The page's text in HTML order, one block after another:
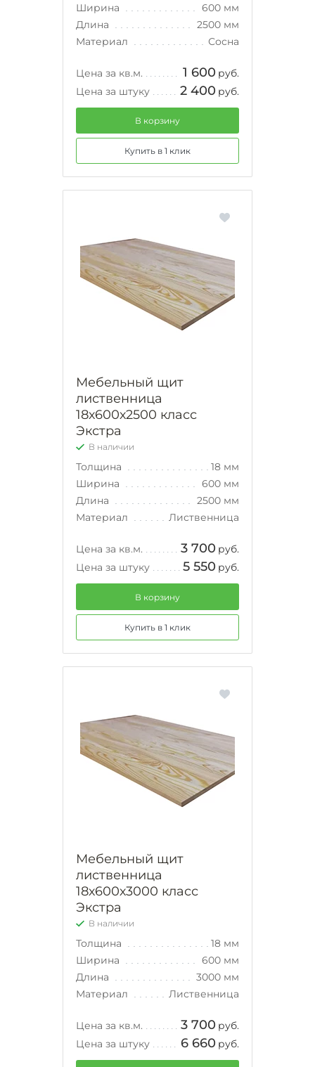
Ширина
600 мм
Длина
2500 мм
Материал
Сосна
Цена за кв.м. 1 600 руб.
Цена за штуку
2 400 руб.
В корзину
Купить в 1 клик
Мебельный щит
лиственница
18х600х2500 класс
Экстра
В наличии
Толщина
18 мм
Ширина
600 мм
Длина
2500 мм
Материал
Лиственница
Цена за кв.м. 3 700 руб.
Цена за штуку
5 550 руб.
В корзину
Купить в 1 клик
Мебельный щит
лиственница
18х600х3000 класс
Экстра
В наличии
Толщина
18 мм
Ширина
600 мм
Длина
3000 мм
Материал
Лиственница
Цена за кв.м. 3 700 руб.
Цена за штуку
6 660 руб.